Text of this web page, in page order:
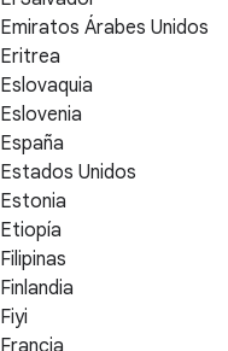
Emiratos Árabes Unidos
Eritrea
Eslovaquia
Eslovenia
España
Estados Unidos
Estonia
Etiopía
Filipinas
Finlandia
Fiyi